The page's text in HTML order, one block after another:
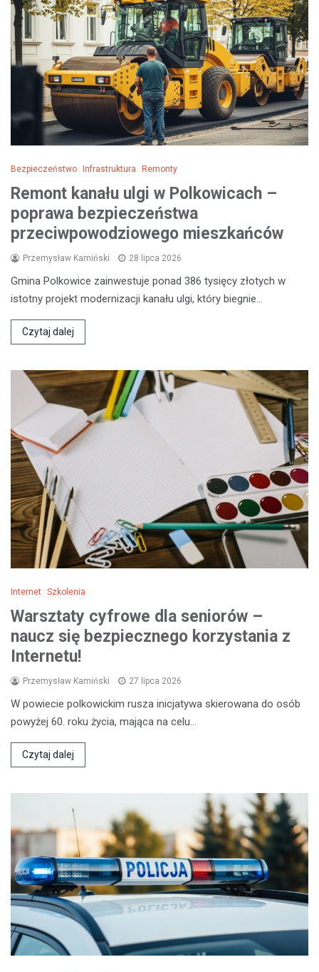
Bezpieczeństwo Infrastruktura Remonty
Remont kanału ulgi w Polkowicach –
poprawa bezpieczeństwa
przeciwpowodziowego mieszkańców
Przemysław Kamiński 28 lipca 2026
Gmina Polkowice zainwestuje ponad 386 tysięcy złotych w
istotny projekt modernizacji kanału ulgi, który biegnie…
Czytaj dalej
Internet Szkolenia
Warsztaty cyfrowe dla seniorów –
naucz się bezpiecznego korzystania z
Internetu!
Przemysław Kamiński 27 lipca 2026
W powiecie polkowickim rusza inicjatywa skierowana do osób
powyżej 60. roku życia, mająca na celu…
Czytaj dalej